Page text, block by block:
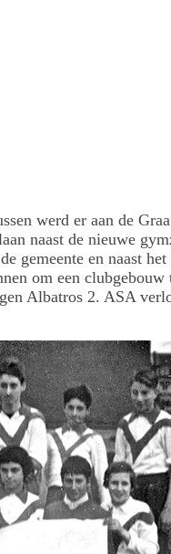
werd er aan de
naast de nieuwe
gemeente en naast
om een clubgebouw
Albatros 2. ASA